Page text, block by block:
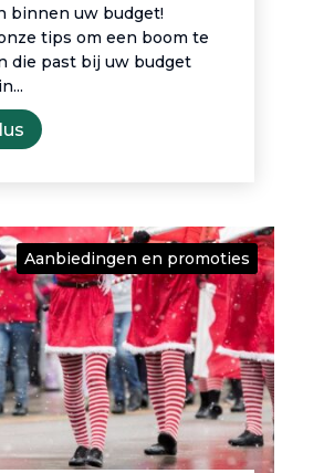
binnen uw budget!
tips om een boom te
die past bij uw budget
Aanbiedingen en promoties